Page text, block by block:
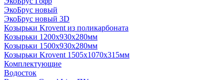
ЭкоБрус новый
ЭкоБрус новый 3D
Козырьки Krovent из поликарбоната
Козырьки 1200х930х280мм
Козырьки 1500х930х280мм
Козырьки Krovent 1505х1070х315мм
Комплектующие
Водосток